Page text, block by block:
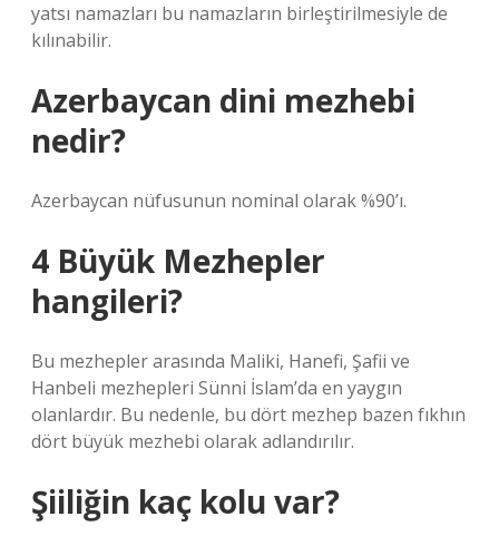
yatsı namazları bu namazların birleştirilmesiyle de
kılınabilir.
Azerbaycan dini mezhebi
nedir?
Azerbaycan nüfusunun nominal olarak %90’ı.
4 Büyük Mezhepler
hangileri?
Bu mezhepler arasında Maliki, Hanefi, Şafii ve
Hanbeli mezhepleri Sünni İslam’da en yaygın
olanlardır. Bu nedenle, bu dört mezhep bazen fıkhın
dört büyük mezhebi olarak adlandırılır.
Şiiliğin kaç kolu var?